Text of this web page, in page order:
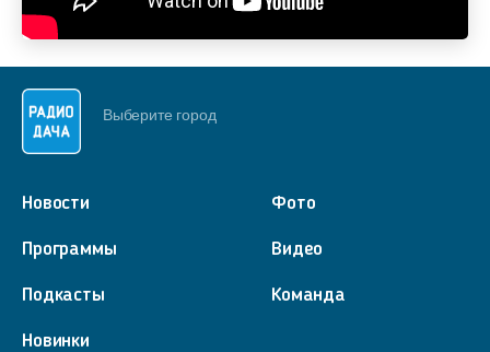
Выберите город
Новости
Программы
Подкасты
Новинки
Фото
Видео
Команда